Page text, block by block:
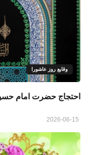
وقایع روز عاشورا
احتجاج حضرت امام